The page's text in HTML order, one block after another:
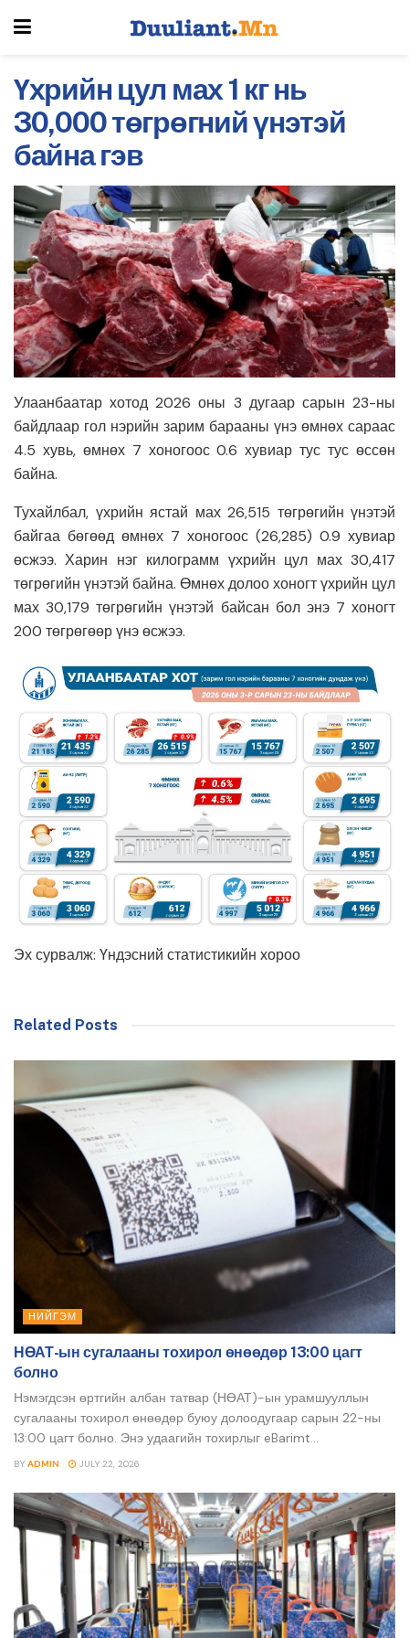
Үхрийн цул мах 1 кг нь
30,000 төгрөгний үнэтэй
байна гэв
Улаанбаатар хотод 2026 оны 3 дугаар сарын 23-ны
байдлаар гол нэрийн зарим барааны үнэ өмнөх сараас
4.5 хувь, өмнөх 7 хоногоос 0.6 хувиар тус тус өссөн
байна.
Тухайлбал, үхрийн ястай мах 26,515 төгрөгийн үнэтэй
байгаа бөгөөд өмнөх 7 хоногоос (26,285) 0.9 хувиар
өсжээ. Харин нэг килограмм үхрийн цул мах 30,417
төгрөгийн үнэтэй байна. Өмнөх долоо хоногт үхрийн цул
мах 30,179 төгрөгийн үнэтэй байсан бол энэ 7 хоногт
200 төгрөгөөр үнэ өсжээ.
Эх сурвалж: Үндэсний статистикийн хороо
Related Posts
НИЙГЭМ
НӨАТ-ын сугалааны тохирол өнөөдөр 13:00 цагт
болно
Нэмэгдсэн өртгийн албан татвар (НӨАТ)-ын урамшууллын
сугалааны тохирол өнөөдөр буюу долоодугаар сарын 22-ны
13:00 цагт болно. Энэ удаагийн тохирлыг eBarimt...
BY ADMIN JULY 22, 2026